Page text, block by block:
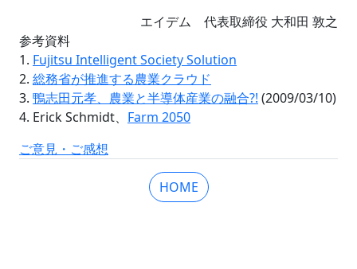
エイデム 代表取締役 大和田 敦之
参考資料
1. Fujitsu Intelligent Society Solution
2. 総務省が推進する農業クラウド
3. 鴨志田元孝、農業と半導体産業の融合?! (2009/03/10)
4. Erick Schmidt、 Farm 2050
ご意見・ご感想
HOME